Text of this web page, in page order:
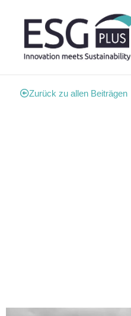
Zurück zu allen Beiträgen